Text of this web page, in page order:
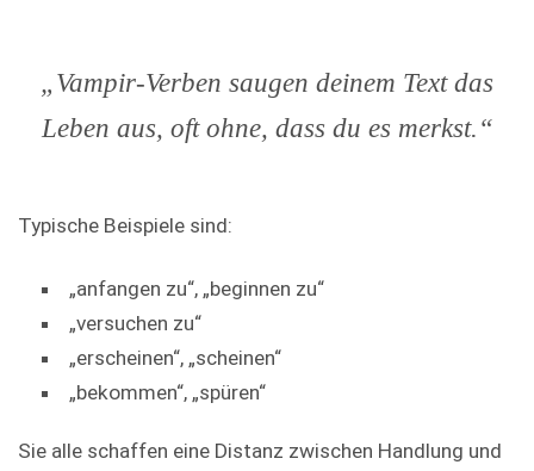
„Vampir-Verben saugen deinem Text das
Leben aus, oft ohne, dass du es merkst.“
Typische Beispiele sind:
„anfangen zu“, „beginnen zu“
„versuchen zu“
„erscheinen“, „scheinen“
„bekommen“, „spüren“
Sie alle schaffen eine Distanz zwischen Handlung und